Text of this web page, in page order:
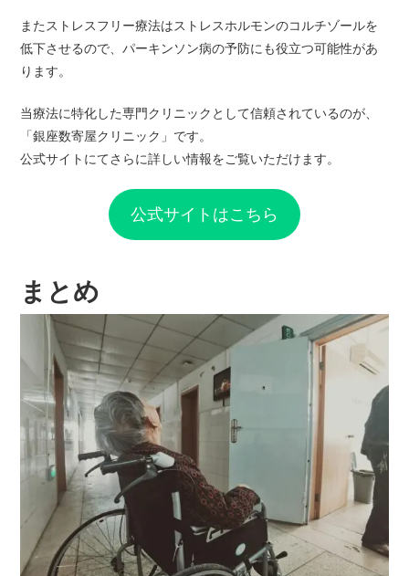
またストレスフリー療法はストレスホルモンのコルチゾールを
低下させるので、パーキンソン病の予防にも役立つ可能性があ
ります。
当療法に特化した専門クリニックとして信頼されているのが、
「銀座数寄屋クリニック」です。
公式サイトにてさらに詳しい情報をご覧いただけます。
公式サイトはこちら
まとめ